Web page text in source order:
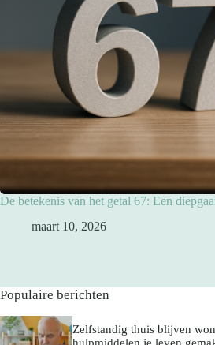
De betekenis van het getal 67: Een
maart 10, 2026
Populaire berichten
Zelfstandig thuis blijven